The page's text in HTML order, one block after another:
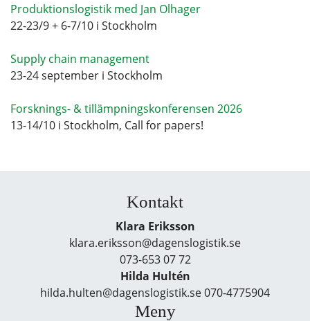
Produktionslogistik med Jan Olhager
22-23/9 + 6-7/10 i Stockholm
Supply chain management
23-24 september i Stockholm
Forsknings- & tillämpningskonferensen 2026
13-14/10 i Stockholm, Call for papers!
Kontakt
Klara Eriksson
klara.eriksson@dagenslogistik.se
073-653 07 72
Hilda Hultén
hilda.hulten@dagenslogistik.se 070-4775904
Meny